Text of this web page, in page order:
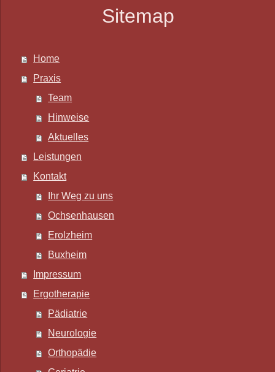
Sitemap
Home
Praxis
Team
Hinweise
Aktuelles
Leistungen
Kontakt
Ihr Weg zu uns
Ochsenhausen
Erolzheim
Buxheim
Impressum
Ergotherapie
Pädiatrie
Neurologie
Orthopädie